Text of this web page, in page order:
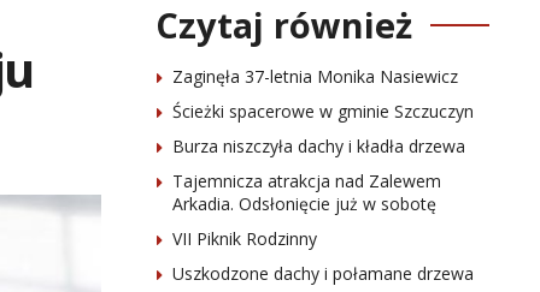
Czytaj również
Zaginęła 37-letnia Monika Nasiewicz
Ścieżki spacerowe w gminie Szczuczyn
Burza niszczyła dachy i kładła drzewa
Tajemnicza atrakcja nad Zalewem
Arkadia. Odsłonięcie już w sobotę
VII Piknik Rodzinny
Uszkodzone dachy i połamane drzewa